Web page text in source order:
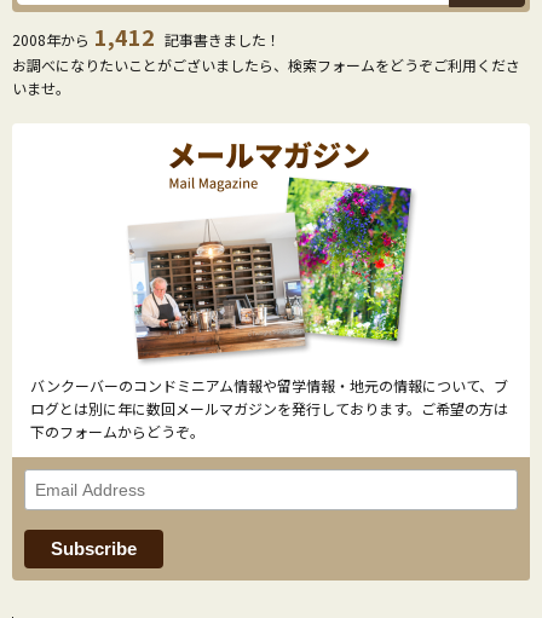
2008年から 1,412 記事書きました！
お調べになりたいことがございましたら、検索フォームをどうぞご利用くださ
いませ。
バンクーバーのコンドミニアム情報や留学情報・地元の情報について、ブ
ログとは別に年に数回メールマガジンを発行しております。ご希望の方は
下のフォームからどうぞ。